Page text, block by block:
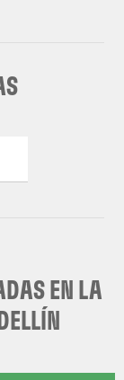
EN LA